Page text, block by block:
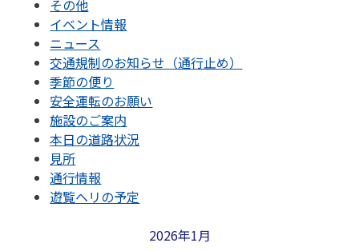
その他
イベント情報
ニュース
交通規制のお知らせ（通行止め）
季節の便り
安全運転のお願い
施設のご案内
本日の道路状況
見所
通行情報
遊覧ヘリの予定
2026年1月